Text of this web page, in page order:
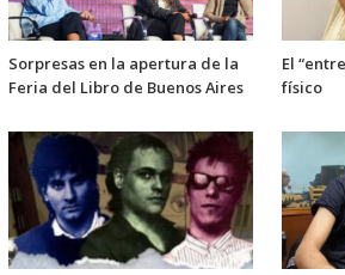
Sorpresas en la apertura de la
Feria del Libro de Buenos Aires
El
físico